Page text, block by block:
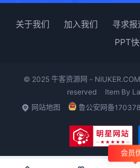
关于我们 加入我们 寻求报
PPT
© 2025 牛客资源网 -
reserved
Item By
网站地图
鲁公安网备
会员